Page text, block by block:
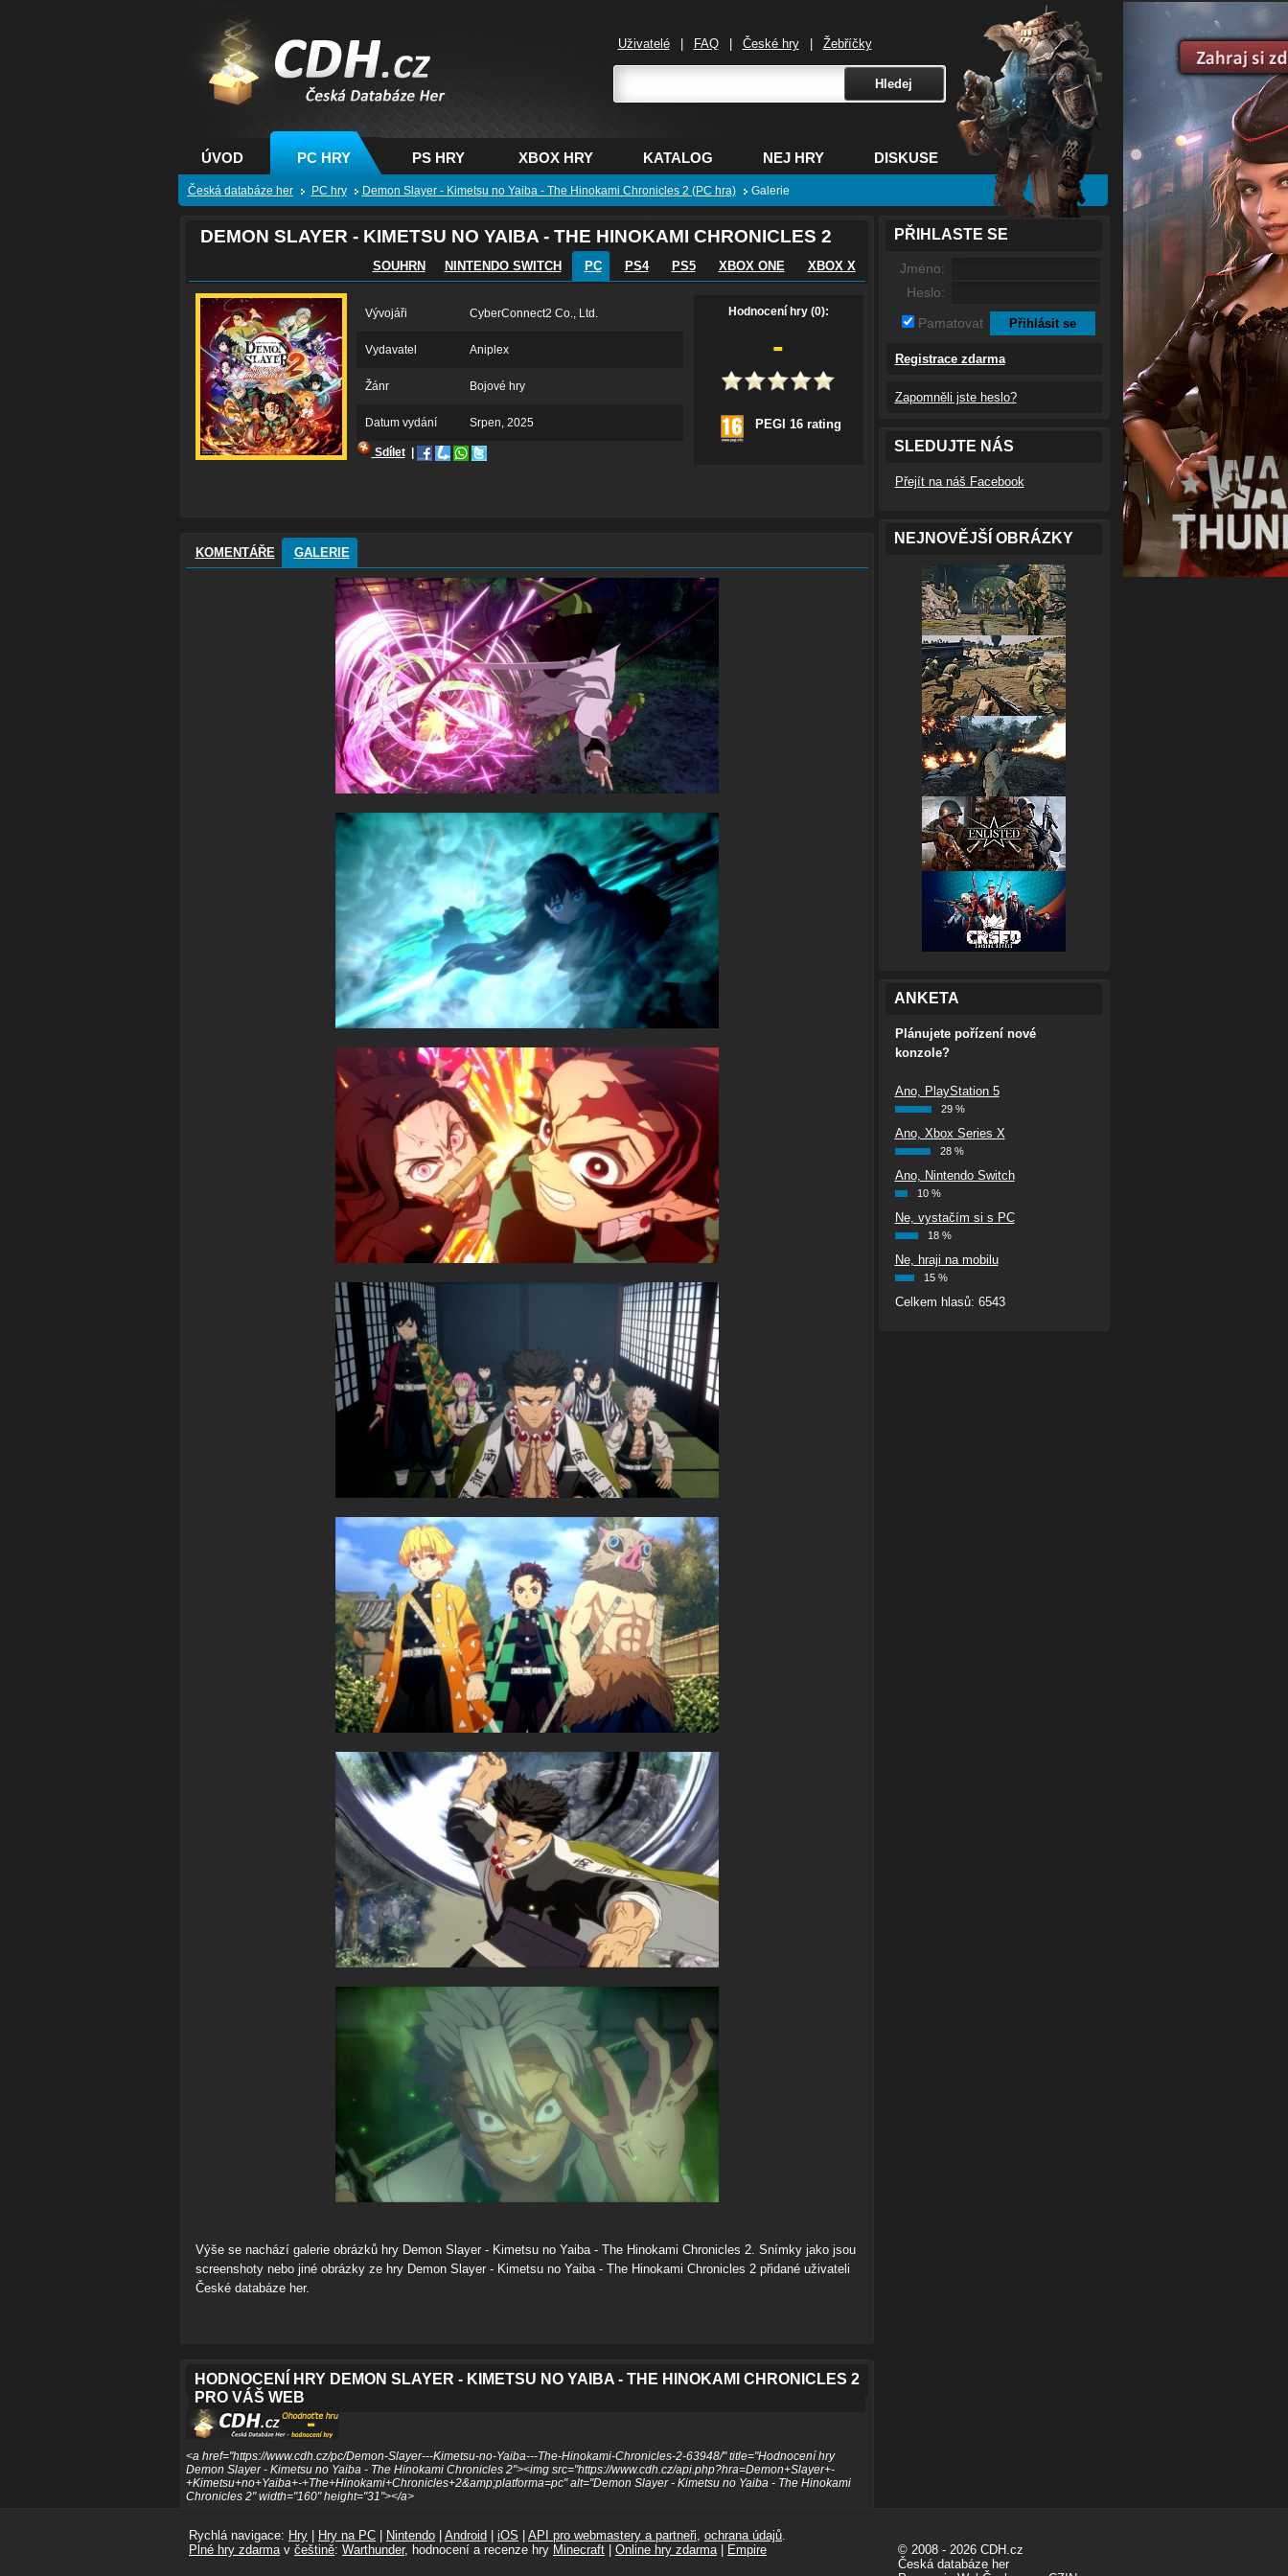
CDH.cz - hry na PC,
PS, XBOX - Česká
databáze her
Uživatelé FAQ České hry Žebříčky
ÚVOD PC HRY PS HRY XBOX HRY KATALOG NEJ HRY DISKUSE
Česká databáze her PC hry Demon Slayer - Kimetsu no Yaiba - The Hinokami Chronicles 2 (PC hra) Galerie
DEMON SLAYER - KIMETSU NO YAIBA - THE HINOKAMI CHRONICLES 2
SOUHRN NINTENDO SWITCH PC PS4 PS5 XBOX ONE XBOX X
Vývojáři CyberConnect2 Co., Ltd.
Vydavatel Aniplex
Žánr Bojové hry
Datum vydání Srpen, 2025
Hodnocení hry (0):
-
PEGI 16 rating
Sdílet
KOMENTÁŘE GALERIE
Výše se nachází galerie obrázků hry Demon Slayer - Kimetsu no Yaiba - The Hinokami Chronicles 2. Snímky jako jsou
screenshoty nebo jiné obrázky ze hry Demon Slayer - Kimetsu no Yaiba - The Hinokami Chronicles 2 přidané uživateli
České databáze her.
HODNOCENÍ HRY DEMON SLAYER - KIMETSU NO YAIBA - THE HINOKAMI CHRONICLES 2
PRO VÁŠ WEB
<a href="https://www.cdh.cz/pc/Demon-Slayer---Kimetsu-no-Yaiba---The-Hinokami-Chronicles-2-63948/" title="Hodnocení hry
Demon Slayer - Kimetsu no Yaiba - The Hinokami Chronicles 2"><img src="https://www.cdh.cz/api.php?hra=Demon+Slayer+-
+Kimetsu+no+Yaiba+-+The+Hinokami+Chronicles+2&amp;platforma=pc" alt="Demon Slayer - Kimetsu no Yaiba - The Hinokami
Chronicles 2" width="160" height="31"></a>
PŘIHLASTE SE
Jméno:
Heslo:
Pamatovat
Registrace zdarma
Zapomněli jste heslo?
SLEDUJTE NÁS
Přejít na náš Facebook
NEJNOVĚJŠÍ OBRÁZKY
ANKETA
Plánujete pořízení nové
konzole?
Ano, PlayStation 5
29 %
Ano, Xbox Series X
28 %
Ano, Nintendo Switch
10 %
Ne, vystačím si s PC
18 %
Ne, hraji na mobilu
15 %
Celkem hlasů: 6543
Rychlá navigace: Hry Hry na PC Nintendo Android iOS API pro webmastery a partneři, ochrana údajů.
Plné hry zdarmav češtině: Warthunder, hodnocení a recenze hry Minecraft Online hry zdarma| Empire
© 2008 - 2026 CDH.cz
Česká databáze her